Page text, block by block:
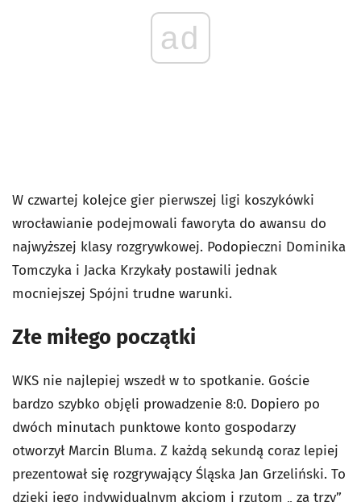
ad
W czwartej kolejce gier pierwszej ligi koszykówki
wrocławianie podejmowali faworyta do awansu do
najwyższej klasy rozgrywkowej. Podopieczni Dominika
Tomczyka i Jacka Krzykały postawili jednak
mocniejszej Spójni trudne warunki.
Złe miłego początki
WKS nie najlepiej wszedł w to spotkanie. Goście
bardzo szybko objęli prowadzenie 8:0. Dopiero po
dwóch minutach punktowe konto gospodarzy
otworzył Marcin Bluma. Z każdą sekundą coraz lepiej
prezentował się rozgrywający Śląska Jan Grzeliński. To
dzięki jego indywidualnym akcjom i rzutom „ za trzy”